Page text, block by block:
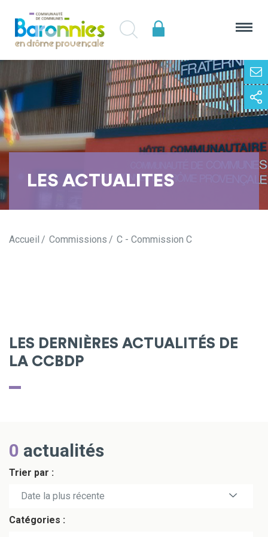
LES ACTUALITES
Accueil Commissions C - Commission C
LES DERNIÈRES ACTUALITÉS DE
LA CCBDP
0 actualités
Trier par :
Date la plus récente
Date la plus ancienne
Catégories :